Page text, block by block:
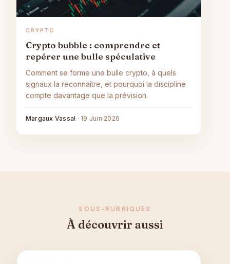
CRYPTO
Crypto bubble : comprendre et
repérer une bulle spéculative
Comment se forme une bulle crypto, à quels
signaux la reconnaître, et pourquoi la discipline
compte davantage que la prévision.
Margaux Vassal · 19 Juin 2026
SOUS-RUBRIQUES
À découvrir aussi